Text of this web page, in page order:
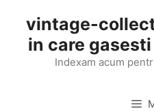
content
vintage-
in care
Indexam acum